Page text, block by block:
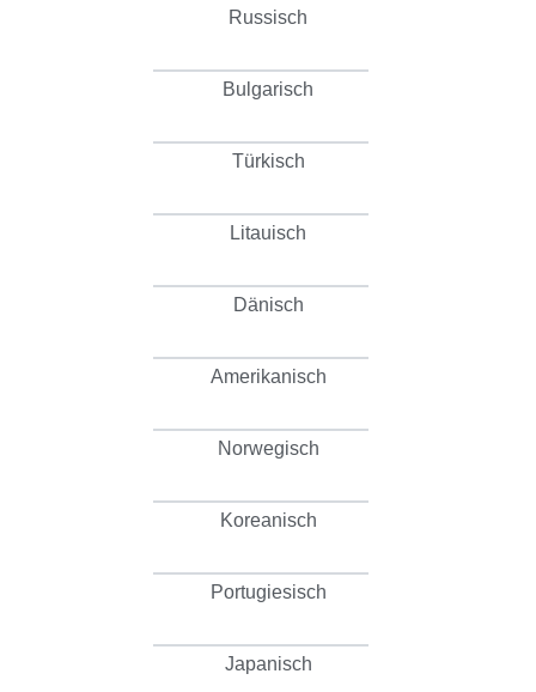
Russisch
Bulgarisch
Türkisch
Litauisch
Dänisch
Amerikanisch
Norwegisch
Koreanisch
Portugiesisch
Japanisch